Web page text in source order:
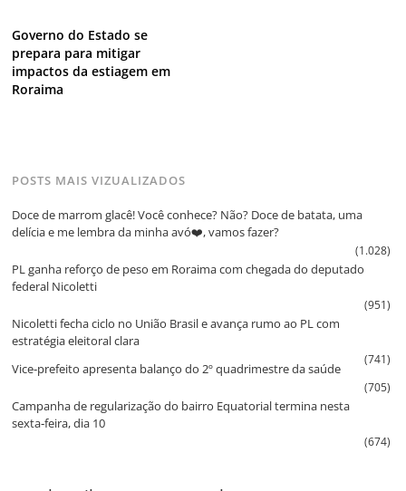
Governo do Estado se
prepara para mitigar
impactos da estiagem em
Roraima
POSTS MAIS VIZUALIZADOS
Doce de marrom glacê! Você conhece? Não? Doce de batata, uma
delícia e me lembra da minha avó❤️, vamos fazer?
(1.028)
PL ganha reforço de peso em Roraima com chegada do deputado
federal Nicoletti
(951)
Nicoletti fecha ciclo no União Brasil e avança rumo ao PL com
estratégia eleitoral clara
(741)
Vice‑prefeito apresenta balanço do 2º quadrimestre da saúde
(705)
Campanha de regularização do bairro Equatorial termina nesta
sexta‑feira, dia 10
(674)